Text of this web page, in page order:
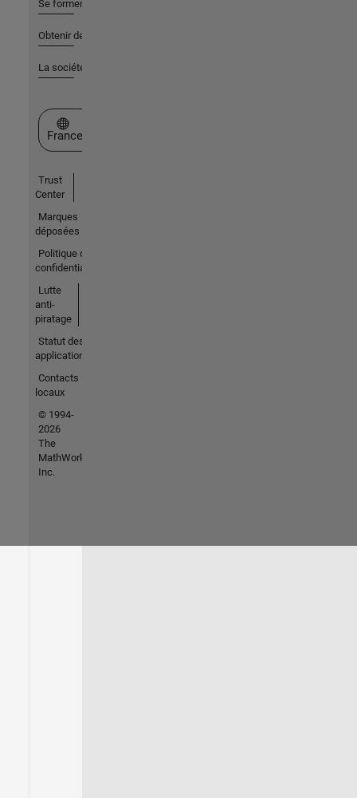
Se former
Obtenir de l'aide
La société
Sélectionner un site web
France
Trust
Center
Marques
déposées
Politique de
confidentialité
Lutte
anti-
piratage
Statut des
applications
Contacts
locaux
© 1994-
2026
The
MathWorks,
Inc.